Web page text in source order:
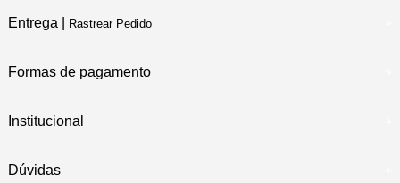
Entrega | Rastrear Pedido
Formas de pagamento
Institucional
Dúvidas